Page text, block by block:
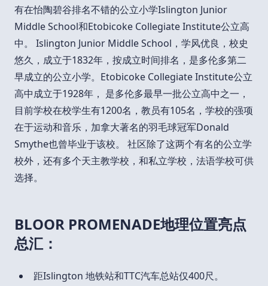
有在怡陶碧谷排名不错的公立小学Islington Junior
Middle School和Etobicoke Collegiate Institute公立高
中。 Islington Junior Middle School，学风优良，校史
悠久，成立于1832年，按成立时间排名，是多伦多第二
早成立的公立小学。Etobicoke Collegiate Institute公立
高中成立于1928年， 是多伦多最早一批公立高中之一，
目前学校在校学生有1200名，教员有105名，学校的强项
在于运动和音乐，加拿大著名的羽毛球冠军Donald
Smythe也曾毕业于该校。 社区除了这两个有名的公立学
校外，还有多个天主教学校，和私立学校，法语学校可供
选择。
BLOOR PROMENADE地理位置亮点
总汇：
距Islington 地铁站和TTC汽车总站仅400尺。